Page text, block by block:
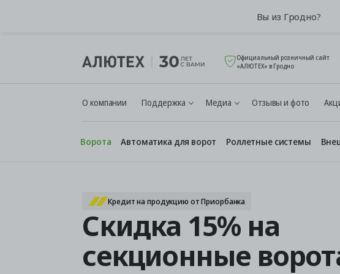
Официальный розничный сайт
«АЛЮТЕХ» в Гродно
О компании Поддержка Медиа Отзывы и фото
Ворота Автоматика для ворот Роллетные системы
Кредит на продукцию от Приорбанка
Скидка 15% на
секционные
Вы из Гродно?